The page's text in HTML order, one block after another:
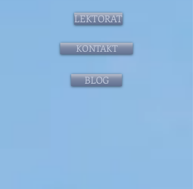
LEKTORAT
KONTAKT
BLOG